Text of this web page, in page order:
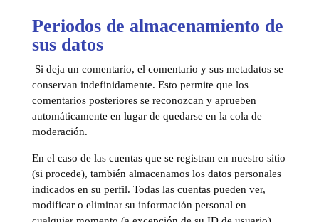
Periodos de almacenamiento de
sus datos
Si deja un comentario, el comentario y sus metadatos se
conservan indefinidamente. Esto permite que los
comentarios posteriores se reconozcan y aprueben
automáticamente en lugar de quedarse en la cola de
moderación.
En el caso de las cuentas que se registran en nuestro sitio
(si procede), también almacenamos los datos personales
indicados en su perfil. Todas las cuentas pueden ver,
modificar o eliminar su información personal en